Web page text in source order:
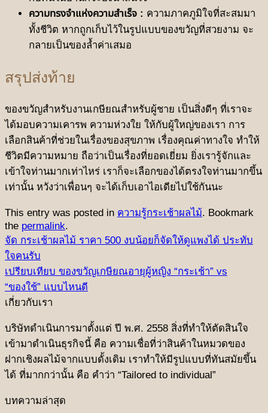
ความทรงจำแห่งความสำเร็จ : ความภาคภูมิใจที่สะสมมา
ทั้งชีวิต หากถูกเก็บไว้ในรูปแบบของขวัญที่สวยงาม จะ
กลายเป็นของล้ำค่าเสมอ
สรุปส่งท้าย
ของขวัญสำหรับงานเกษียณสำหรับผู้ชาย เป็นสิ่งดีๆ ที่เราจะ
ได้มอบความเคารพ ความห่วงใย ให้กับผู้ใหญ่ของเรา การ
เลือกสินค้าที่ช่วยในเรื่องของสุขภาพ เรื่องคุณค่าทางใจ ทำให้
ชีวิตมีความหมาย ถือว่าเป็นเรื่องที่ยอดเยี่ยม ยิ่งเรารู้จักและ
เข้าใจท่านมากเท่าไหร่ เราก็จะเลือกของได้ตรงใจท่านมากขึ้น
เท่านั้น หวังว่าเพื่อนๆ จะได้เก็บเอาไอเดียไปใช้กันนะ
This entry was posted in ความรู้กระเช้าผลไม้. Bookmark
the permalink.
จัด กระเช้าผลไม้ ราคา 500 งบน้อยก็จัดให้ดูแพงได้ ประทับ
ใจคนรับ
เปรียบเทียบ ของขวัญเกษียณอายุผู้หญิง “กระเช้า” vs
“ของใช้” แบบไหนดี
เกี่ยวกับเรา
บริษัทดําเนินการมาตั้งแต่ ปี พ.ศ. 2558 สิ่งที่ทําให้ตัดสินใจ
เข้ามาดําเนินธุรกิจนี้ คือ ความเชื่อที่ว่าสินค้าในหมวดของ
ฝากเชิงผลไม้จากแบบดั้งเดิม เราทำให้มีรูปแบบที่ทันสมัยขึ้น
ได้ ที่มากกว่านั้น คือ คําว่า “Tailored to individual”
บทความล่าสุด